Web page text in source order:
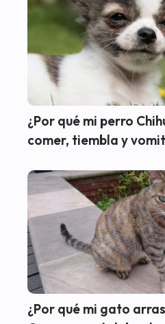
¿Por qué mi perro
comer, tiembla y
¿Por qué mi gato